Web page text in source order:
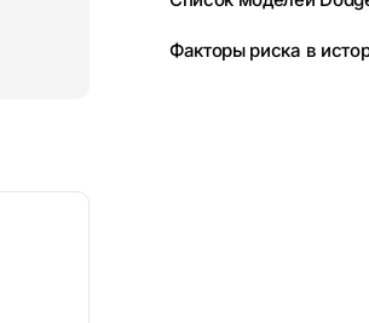
Факторы риска в